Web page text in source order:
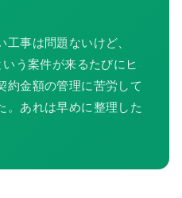
工事は問題ないけど、
いう案件が来るたびにヒ
約金額の管理に苦労して
。あれは早めに整理した